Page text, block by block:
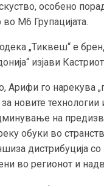
особено
М6 Групацијата.
„Тиквеш“ е
изјави
Арифи го
новите
на
обуки во
дистрибуција со
во регионот и